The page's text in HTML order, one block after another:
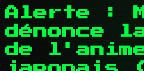
Alerte :
dénonce
de
japonais